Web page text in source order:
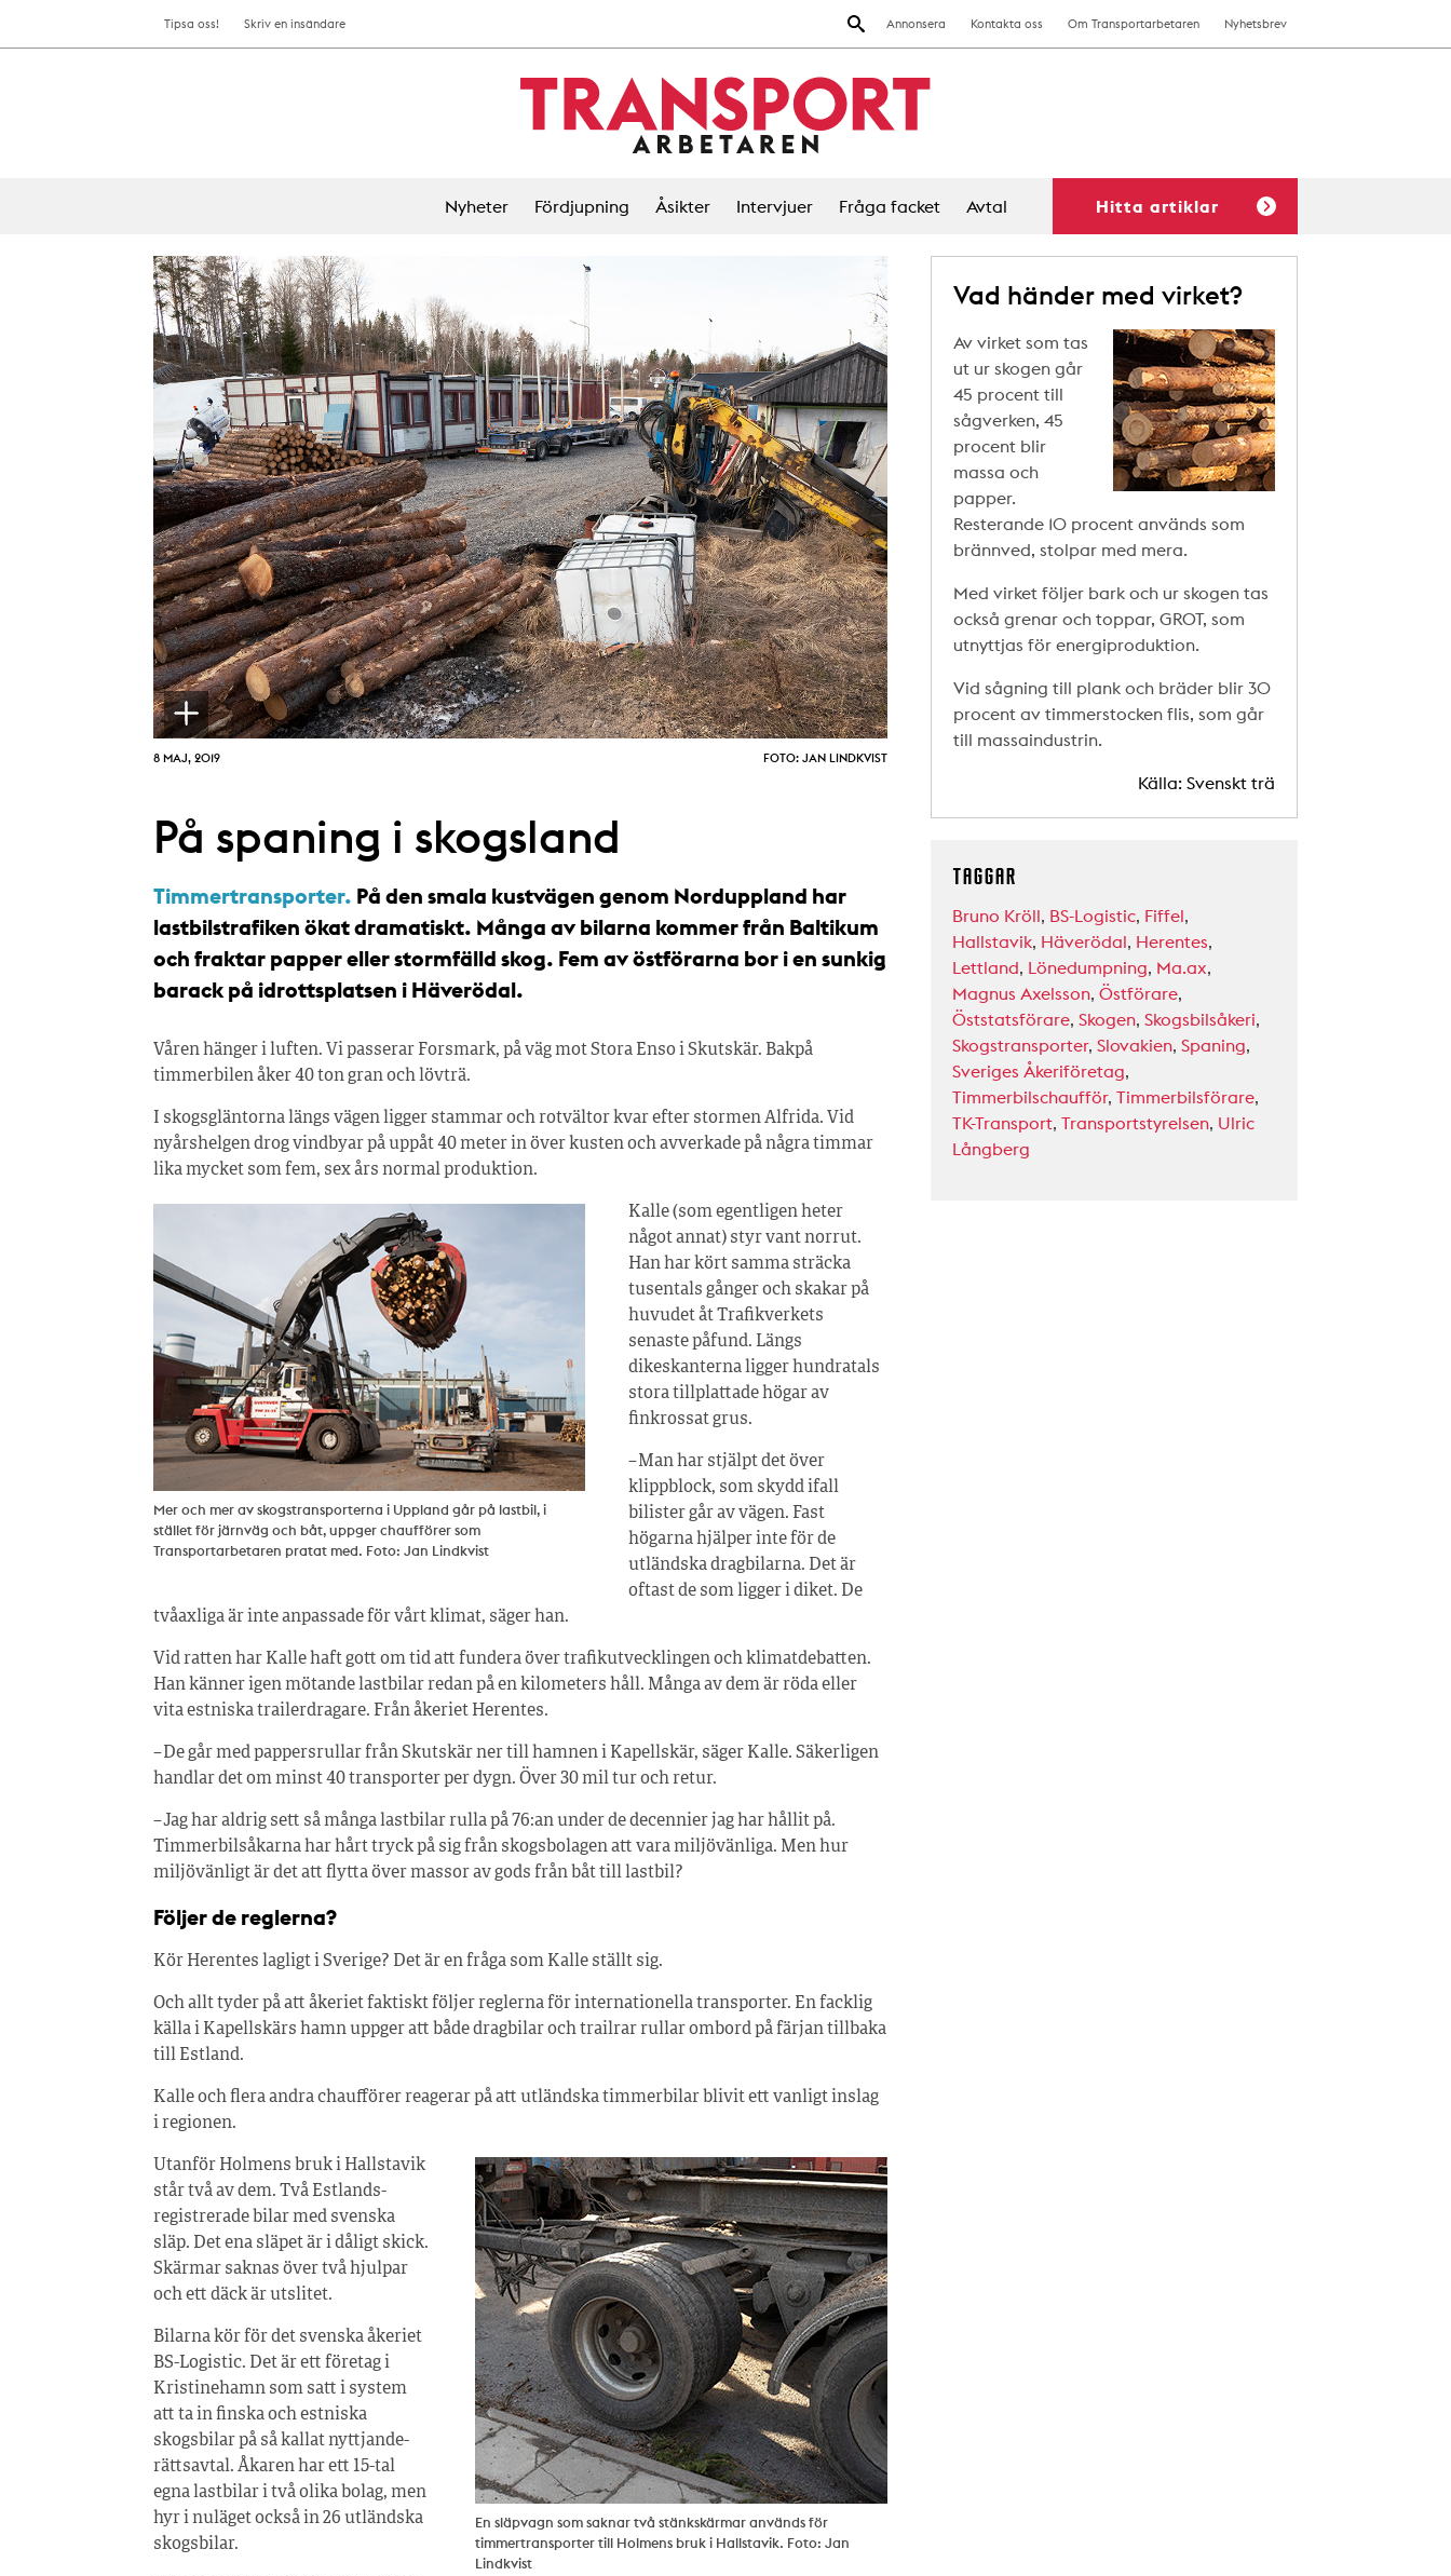
Annonsera Kontakta oss Om Transportarbetaren Nyhetsbrev
Tipsa oss! Skriv en insändare
Nyheter Fördjupning Åsikter Intervjuer Fråga facket Avtal Hitta artiklar
8 MAJ, 2019 FOTO: JAN LINDKVIST
På spaning i skogsland
Timmertransporter. På den smala kustvägen genom Norduppland har
lastbilstrafiken ökat dramatiskt. Många av bilarna kommer från Baltikum
och fraktar papper eller stormfälld skog. Fem av östförarna bor i en sunkig
barack på idrottsplatsen i Häverödal.
Våren hänger i luften. Vi passerar Forsmark, på väg mot Stora Enso i Skutskär. Bakpå
timmerbilen åker 40 ton gran och lövträ.
I skogsgläntorna längs vägen ligger stammar och rotvältor kvar efter stormen Alfrida. Vid
nyårshelgen drog vindbyar på uppåt 40 meter in över kusten och avverkade på några timmar
lika mycket som fem, sex års normal produktion.
Mer och mer av skogstransporterna i Uppland går på lastbil, i
stället för järnväg och båt, uppger chaufförer som
Transportarbetaren pratat med. Foto: Jan Lindkvist
Kalle (som egentligen heter
något annat) styr vant norrut.
Han har kört samma sträcka
tusentals gånger och skakar på
huvudet åt Trafikverkets
senaste påfund. Längs
dikeskanterna ligger hundratals
stora tillplattade högar av
finkrossat grus.
– Man har stjälpt det över
klippblock, som skydd ifall
bilister går av vägen. Fast
högarna hjälper inte för de
utländska dragbilarna. Det är
oftast de som ligger i diket. De
tvåaxliga är inte anpassade för vårt klimat, säger han.
Vid ratten har Kalle haft gott om tid att fundera över trafik­utvecklingen och klimatdebatten.
Han känner igen mötande lastbilar redan på en kilometers håll. Många av dem är röda eller
vita estniska trailerdragare. Från åkeriet Herentes.
– De går med pappersrullar från Skutskär ner till hamnen i Kapellskär, säger Kalle. Säkerligen
handlar det om minst 40 transporter per dygn. Över 30 mil tur och retur.
– Jag har aldrig sett så många lastbilar rulla på 76:an under de decennier jag har hållit på.
Timmerbilsåkarna har hårt tryck på sig från skogsbolagen att vara miljövänliga. Men hur
miljövänligt är det att flytta över massor av gods från båt till lastbil?
Följer de reglerna?
Kör Herentes lagligt i Sverige? Det är en fråga som Kalle ställt sig.
Och allt tyder på att åkeriet faktiskt följer reglerna för internationella transporter. En facklig
källa i Kapellskärs hamn uppger att både dragbilar och trailrar rullar ombord på färjan tillbaka
till Estland.
Kalle och flera andra chaufförer reagerar på att utländska timmerbilar blivit ett vanligt inslag
i regionen.
En släpvagn som saknar två stänkskärmar används för
timmertransporter till Holmens bruk i Hallstavik. Foto: Jan
Lindkvist
Utanför Holmens bruk i Hallstavik
står två av dem. Två Estlands­
registrerade bilar med svenska
släp. Det ena släpet är i dåligt skick.
Skärmar saknas över två hjulpar
och ett däck är utslitet.
Bilarna kör för det svenska åkeriet
BS-Logistic. Det är ett företag i
Kristinehamn som satt i system
att ta in finska och estniska
skogsbilar på så kallat nyttjande­
rätts­avtal. Åkaren har ett 15-tal
egna lastbilar i två olika bolag, men
hyr i nuläget också in 26 utländska
skogsbilar.
Vad händer med virket?
Av virket som tas
ut ur skogen går
45 procent till
sågverken, 45
procent blir
massa och
papper.
Resterande 10 procent används som
brännved, stolpar med mera.
Med virket följer bark och ur skogen tas
också grenar och toppar, GROT, som
utnyttjas för energiproduktion.
Vid sågning till plank och bräder blir 30
procent av timmerstocken flis, som går
till massaindustrin.
Källa: Svenskt trä
TAGGAR
Bruno Kröll, BS-Logistic, Fiffel,
Hallstavik, Häverödal, Herentes,
Lettland, Lönedumpning, Ma.ax,
Magnus Axelsson, Östförare,
Öststatsförare, Skogen, Skogsbilsåkeri,
Skogstransporter, Slovakien, Spaning,
Sveriges Åkeriföretag,
Timmerbilschaufför, Timmerbilsförare,
TK-Transport, Transportstyrelsen, Ulric
Långberg